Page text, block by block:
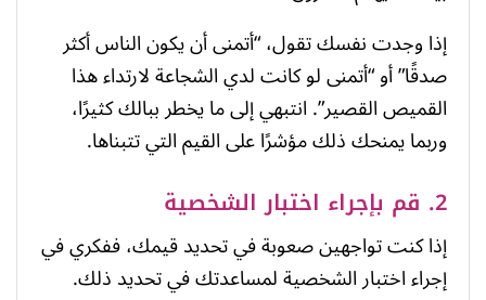
إذا وجدت نفسك تقول، “أتمنى أن يكون الناس أكثر
صدقًا” أو “أتمنى لو كانت لدي الشجاعة لارتداء هذا
القميص القصير”. انتبهي إلى ما يخطر ببالك كثيرًا،
وربما يمنحك ذلك مؤشرًا على القيم التي تتبناها.
2. قم بإجراء اختبار الشخصية
إذا كنت تواجهين صعوبة في تحديد قيمك، ففكري في
إجراء اختبار الشخصية لمساعدتك في تحديد ذلك.